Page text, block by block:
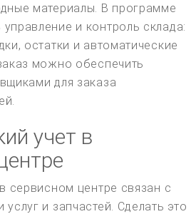
материалы. В программе
и контроль склада:
остатки и автоматические
можно обеспечить
для заказа
учет в
сервисном центре связан с
и запчастей. Сделать это